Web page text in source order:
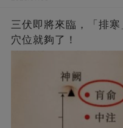
三伏即將來臨，「排
穴位就夠了！